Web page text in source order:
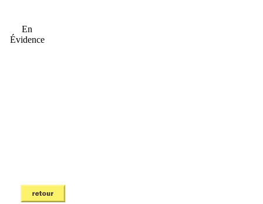
En
Évidence